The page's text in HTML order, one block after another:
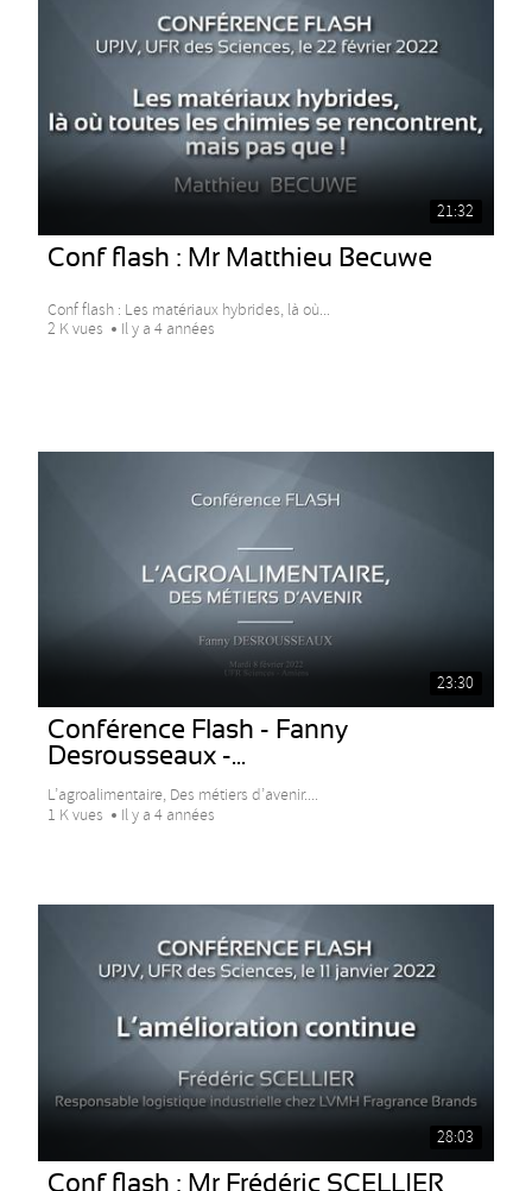
21:32
Conf flash : Mr Matthieu Becuwe
Conf flash : Les matériaux hybrides, là où...
2 K vues
Il y a 4 années
23:30
Conférence Flash - Fanny
Desrousseaux -...
L’agroalimentaire, Des métiers d’avenir....
1 K vues
Il y a 4 années
28:03
Conf flash : Mr Frédéric SCELLIER